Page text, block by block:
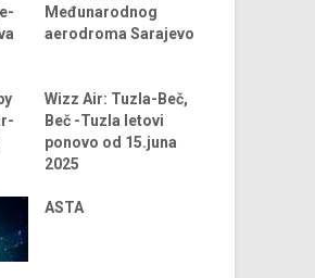
Međunarodnog
aerodroma Sarajevo
Wizz Air: Tuzla-Beč,
Beč -Tuzla letovi
ponovo od 15.juna
2025
ASTA